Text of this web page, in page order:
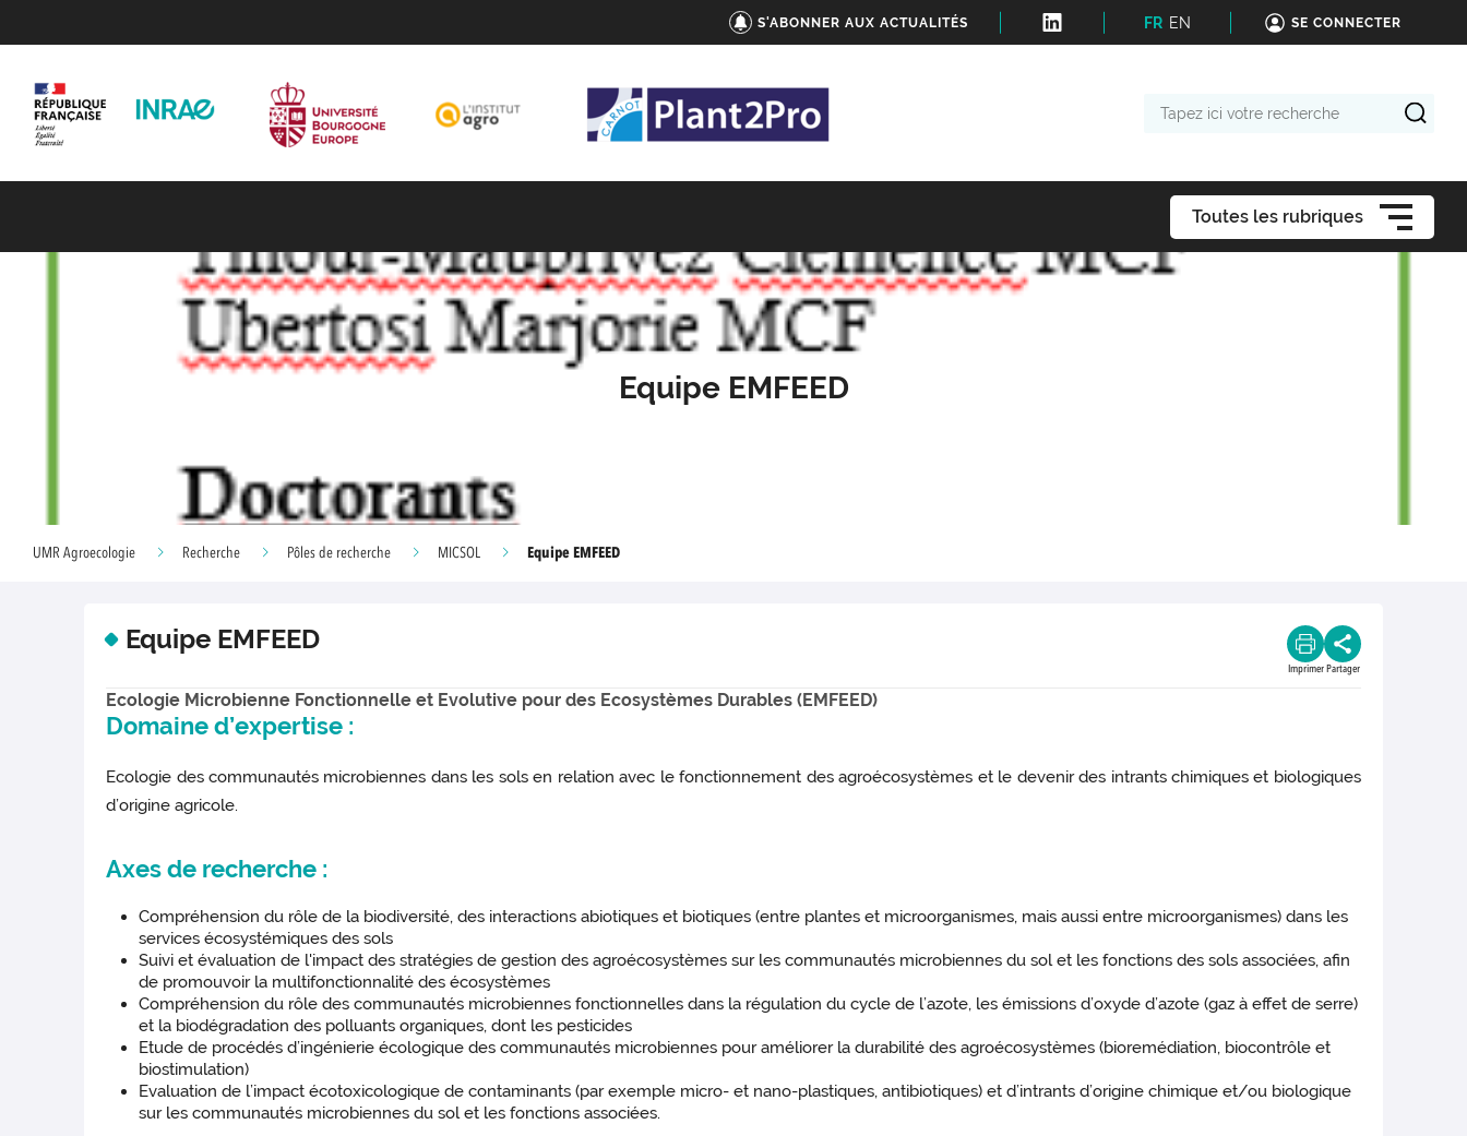
S'ABONNER AUX ACTUALITÉS FR EN SE CONNECTER
Toutes les rubriques
Equipe EMFEED
UMR Agroecologie Recherche Pôles de recherche MICSOL Equipe EMFEED
Equipe EMFEED
Imprimer Partager
Ecologie Microbienne Fonctionnelle et Evolutive pour des Ecosystèmes Durables (EMFEED)
Domaine d’expertise :
Ecologie des communautés microbiennes dans les sols en relation avec le fonctionnement des agroécosystèmes et le devenir des intrants chimiques et biologiques
d’origine agricole.
Axes de recherche :
Compréhension du rôle de la biodiversité, des interactions abiotiques et biotiques (entre plantes et microorganismes, mais aussi entre microorganismes) dans les
services écosystémiques des sols
Suivi et évaluation de l'impact des stratégies de gestion des agroécosystèmes sur les communautés microbiennes du sol et les fonctions des sols associées, afin
de promouvoir la multifonctionnalité des écosystèmes
Compréhension du rôle des communautés microbiennes fonctionnelles dans la régulation du cycle de l’azote, les émissions d’oxyde d’azote (gaz à effet de serre)
et la biodégradation des polluants organiques, dont les pesticides
Etude de procédés d’ingénierie écologique des communautés microbiennes pour améliorer la durabilité des agroécosystèmes (bioremédiation, biocontrôle et
biostimulation)
Evaluation de l’impact écotoxicologique de contaminants (par exemple micro- et nano-plastiques, antibiotiques) et d’intrants d’origine chimique et/ou biologique
sur les communautés microbiennes du sol et les fonctions associées.